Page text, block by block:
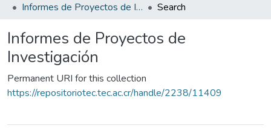
Informes de Proyectos de Investigación
Search
Informes de Proyectos de
Investigación
Permanent URI for this collection
https://repositoriotec.tec.ac.cr/handle/2238/11409